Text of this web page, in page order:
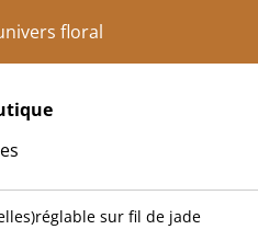
floral
sur fil de jade